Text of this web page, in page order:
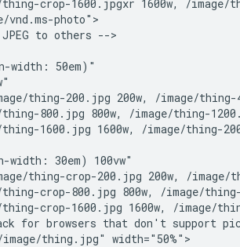
crop-1600.jpgxr 1600w, /image/
vnd.ms-photo">
to others -->
width: 50em)"
thing-200.jpg 200w, /image/
800.jpg 800w, /image/thing-
1600.jpg 1600w, /image/thing-
width: 30em) 100vw"
thing-crop-200.jpg 200w, /image/
crop-800.jpg 800w, /image/
crop-1600.jpg 1600w, /image/
for browsers that don't support
thing.jpg" width="50%">